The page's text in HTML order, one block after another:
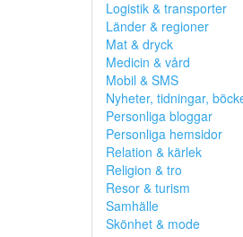
Logistik & transporter
Länder & regioner
Mat & dryck
Medicin & vård
Mobil & SMS
Nyheter, tidningar,
Personliga bloggar
Personliga hemsidor
Relation & kärlek
Religion & tro
Resor & turism
Samhälle
Skönhet & mode